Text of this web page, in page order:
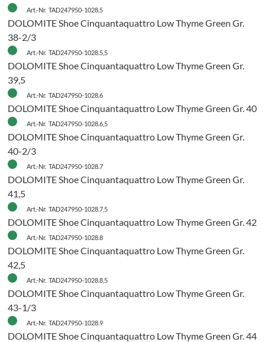
Art.-Nr. TAD247950-1028.5
DOLOMITE Shoe Cinquantaquattro Low Thyme Green Gr.
38-2/3
Art.-Nr. TAD247950-1028.5,5
DOLOMITE Shoe Cinquantaquattro Low Thyme Green Gr.
39,5
Art.-Nr. TAD247950-1028.6
DOLOMITE Shoe Cinquantaquattro Low Thyme Green Gr. 40
Art.-Nr. TAD247950-1028.6,5
DOLOMITE Shoe Cinquantaquattro Low Thyme Green Gr.
40-2/3
Art.-Nr. TAD247950-1028.7
DOLOMITE Shoe Cinquantaquattro Low Thyme Green Gr.
41,5
Art.-Nr. TAD247950-1028.7,5
DOLOMITE Shoe Cinquantaquattro Low Thyme Green Gr. 42
Art.-Nr. TAD247950-1028.8
DOLOMITE Shoe Cinquantaquattro Low Thyme Green Gr.
42,5
Art.-Nr. TAD247950-1028.8,5
DOLOMITE Shoe Cinquantaquattro Low Thyme Green Gr.
43-1/3
Art.-Nr. TAD247950-1028.9
DOLOMITE Shoe Cinquantaquattro Low Thyme Green Gr. 44